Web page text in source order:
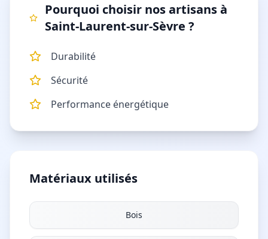
Pourquoi choisir nos artisans à
Saint-Laurent-sur-Sèvre ?
Durabilité
Sécurité
Performance énergétique
Matériaux utilisés
Bois